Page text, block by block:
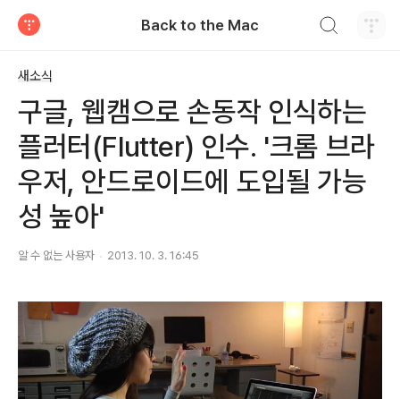
Back to the Mac
새소식
구글, 웹캠으로 손동작 인식하는
플러터(Flutter) 인수. '크롬 브라
우저, 안드로이드에 도입될 가능
성 높아'
알 수 없는 사용자 2013. 10. 3. 16:45